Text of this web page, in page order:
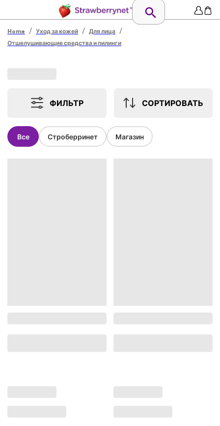
Home / Уход за кожей / Для лица /
Отшелушивающие средства и пилинги
ФИЛЬТР СОРТИРОВАТЬ
Все Строберринет Магазин